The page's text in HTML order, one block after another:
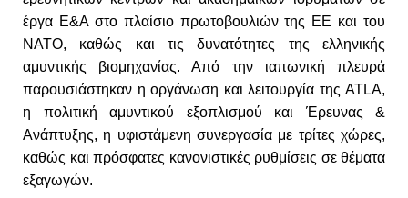
έργα Ε&Α στο πλαίσιο πρωτοβουλιών της ΕΕ και του
ΝΑΤΟ, καθώς και τις δυνατότητες της ελληνικής
αμυντικής βιομηχανίας. Από την ιαπωνική πλευρά
παρουσιάστηκαν η οργάνωση και λειτουργία της ATLA,
η πολιτική αμυντικού εξοπλισμού και Έρευνας &
Ανάπτυξης, η υφιστάμενη συνεργασία με τρίτες χώρες,
καθώς και πρόσφατες κανονιστικές ρυθμίσεις σε θέματα
εξαγωγών.